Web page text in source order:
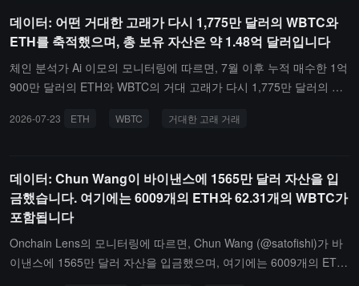
데이터: 어떤 거대한 고래가 다시 1,775만 달러의 WBTC와
ETH를 축적했으며, 총 보유 자산은 약 1.48억 달러입니다
체인 분석가 Ai 이모의 모니터링에 따르면, 7월 이후 누적 매수한 1억
900만 달러의 ETH와 WBTC의 거대 고래가 다시 1,775만 달러의 자
98개의 ETH를 인출했으며, 누적 매수한 56,400개의 ETH와 700개의
2026-07-23 ETH WBTC 거대한 고래 거래
데이터: Chun Wang이 바이낸스에 1565만 달러 자산을 입
금했습니다. 여기에는 6009개의 ETH와 62.31개의 WBTC가
포함됩니다
Onchain Lens의 모니터링에 따르면, Chun Wang (@satofishi)가 바
이낸스에 1565만 달러 자산을 입금했으며, 여기에는 6009개의 ETH